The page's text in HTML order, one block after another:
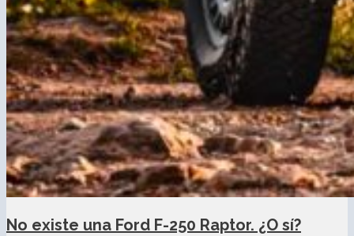
No existe una Ford F-250 Raptor. ¿O sí?